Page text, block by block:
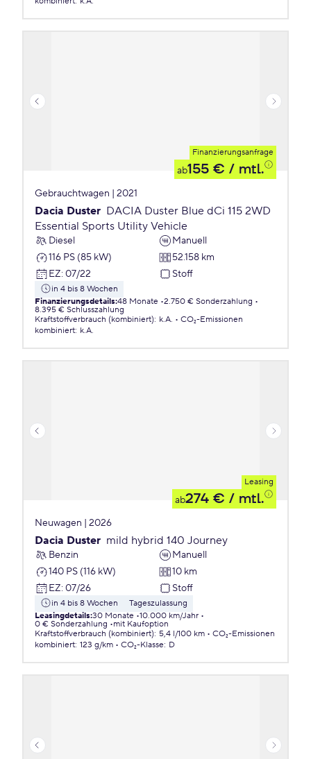
Finanzierungsanfrage
ab155 € / mtl.
Gebrauchtwagen | 2021
Dacia Duster DACIA Duster Blue dCi 115 2WD
Essential Sports Utility Vehicle
Diesel
Manuell
116 PS (85 kW)
52.158 km
EZ: 07/22 Stoff
in 4 bis 8 Wochen
Finanzierungsdetails:48 Monate 2.750 € Sonderzahlung
8.395 € Schlusszahlung
Kraftstoffverbrauch (kombiniert): k.A.
CO₂-Emissionen
kombiniert: k.A.
Leasing
ab274 € / mtl.
Neuwagen | 2026
Dacia Duster mild hybrid 140 Journey
Benzin
Manuell
140 PS (116 kW)
10 km
EZ: 07/26 Stoff
in 4 bis 8 Wochen
Tageszulassung
Leasingdetails:30 Monate 10.000 km/Jahr
0 € Sonderzahlung
mit Kaufoption
Kraftstoffverbrauch (kombiniert): 5,4 l/100 km
CO₂-Emissionen
kombiniert: 123 g/km CO₂-Klasse: D